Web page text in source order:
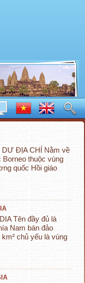
DƯ ĐỊA CHÍ Nằm về
Borneo thuộc vùng
quốc Hồi giáo
Tên đầy đủ là
Nam bán đảo
chủ yếu là vùng